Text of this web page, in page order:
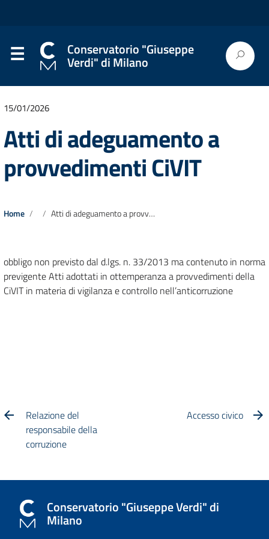
Conservatorio "Giuseppe
Verdi" di Milano
15/01/2026
Atti di adeguamento a
provvedimenti CiVIT
Home Atti di adeguamento a provvedimenti CiVIT
obbligo non previsto dal d.lgs. n. 33/2013 ma contenuto in norma
previgente Atti adottati in ottemperanza a provvedimenti della
CiVIT in materia di vigilanza e controllo nell’anticorruzione
Relazione del
responsabile della
corruzione
Accesso civico
Conservatorio "Giuseppe Verdi" di
Milano